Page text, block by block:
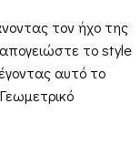
τον ήχο της
το style
αυτό το